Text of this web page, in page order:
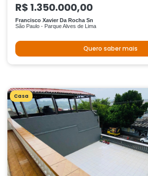
R$ 1.350.000,00
Francisco Xavier Da Rocha Sn
São Paulo - Parque Alves de Lima
Quero saber mais
Casa